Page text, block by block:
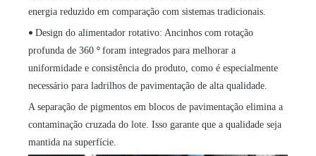
energia reduzido em comparação com sistemas tradicionais.
• Design do alimentador rotativo: Ancinhos com rotação
profunda de 360 ° foram integrados para melhorar a
uniformidade e consistência do produto, como é especialmente
necessário para ladrilhos de pavimentação de alta qualidade.
A separação de pigmentos em blocos de pavimentação elimina a
contaminação cruzada do lote. Isso garante que a qualidade seja
mantida na superfície.